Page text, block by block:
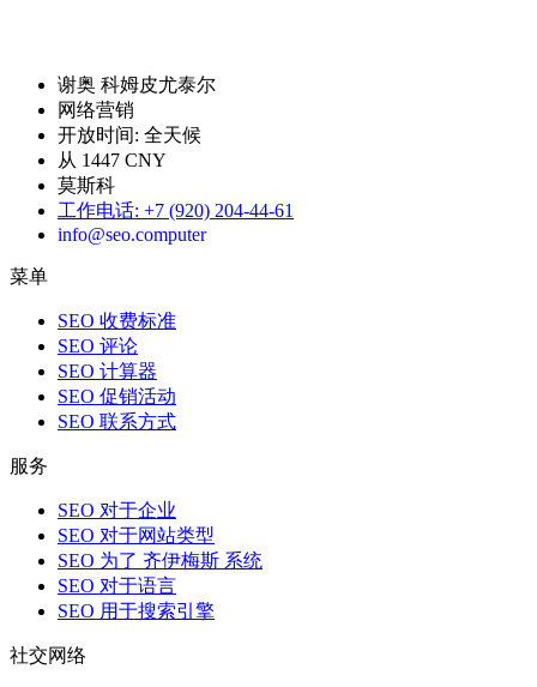
谢奥 科姆皮尤泰尔
网络营销
开放时间: 全天候
从 1447 CNY
莫斯科
工作电话: +7 (920) 204-44-61
info@seo.computer
菜单
SEO 收费标准
SEO 评论
SEO 计算器
SEO 促销活动
SEO 联系方式
服务
SEO 对于企业
SEO 对于网站类型
SEO 为了 齐伊梅斯 系统
SEO 对于语言
SEO 用于搜索引擎
社交网络